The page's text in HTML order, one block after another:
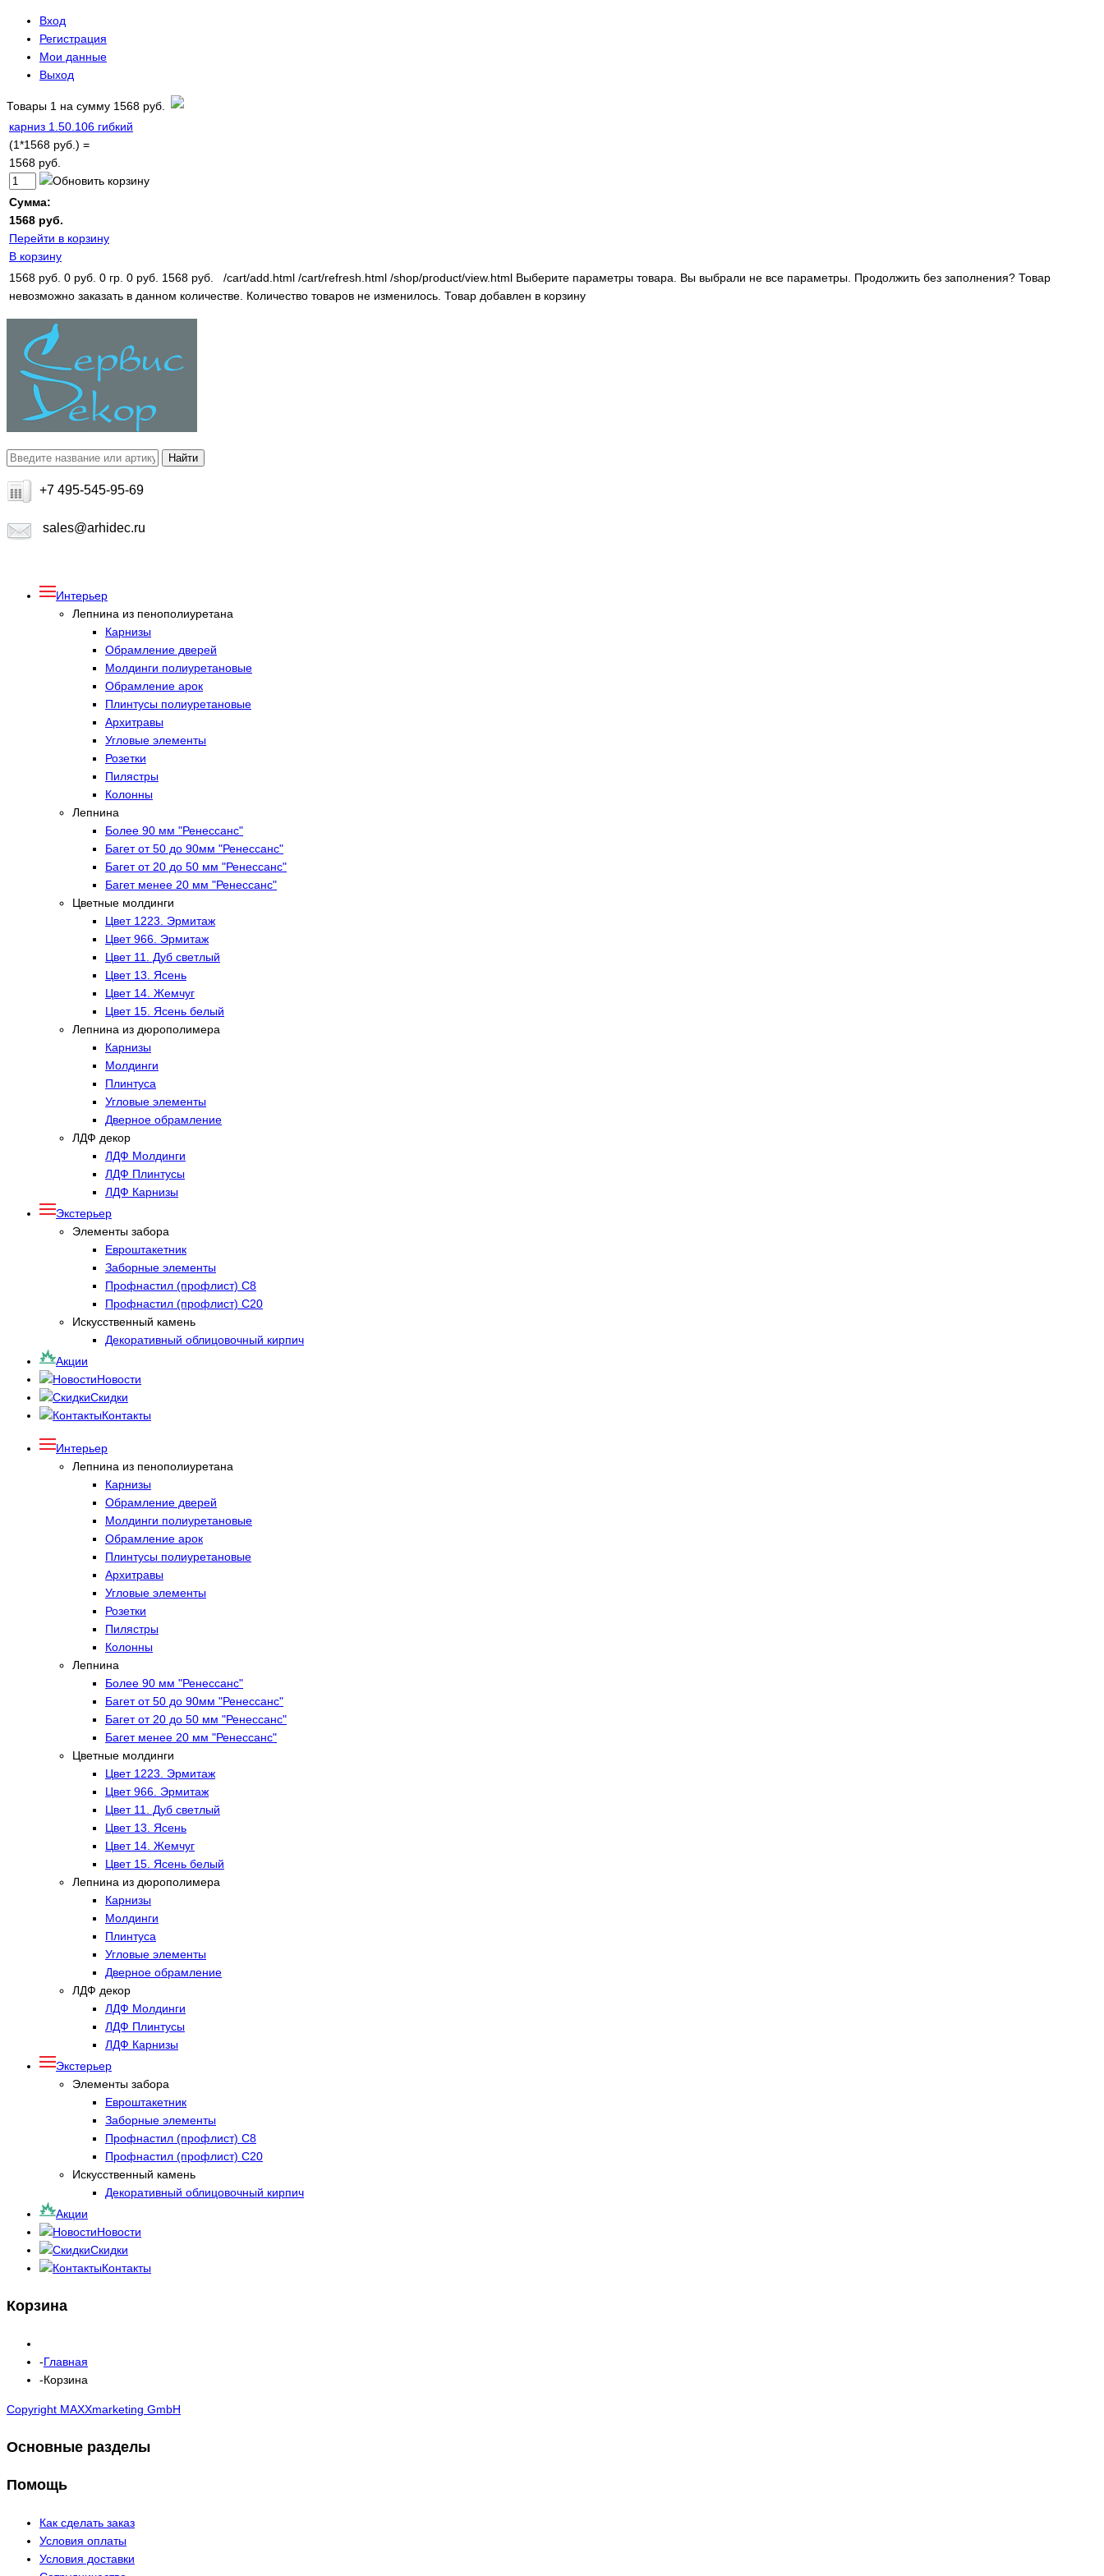
Вход
Регистрация
Мои данные
Выход
Товары 1 на сумму 1568 руб.
карниз 1.50.106 гибкий
(1*1568 руб.) =
1568 руб.
Сумма:
1568 руб.
Перейти в корзину
В корзину
1568 руб. 0 руб. 0 гр. 0 руб. 1568 руб. /cart/add.html /cart/refresh.html /shop/product/view.html Выберите параметры товара. Вы выбрали не все параметры. Продолжить без заполнения? Товар
невозможно заказать в данном количестве. Количество товаров не изменилось. Товар добавлен в корзину
+7 495-545-95-69
sales@arhidec.ru
Интерьер
Лепнина из пенополиуретана
Карнизы
Обрамление дверей
Молдинги полиуретановые
Обрамление арок
Плинтусы полиуретановые
Архитравы
Угловые элементы
Розетки
Пилястры
Колонны
Лепнина
Более 90 мм "Ренессанс"
Багет от 50 до 90мм "Ренессанс"
Багет от 20 до 50 мм "Ренессанс"
Багет менее 20 мм "Ренессанс"
Цветные молдинги
Цвет 1223. Эрмитаж
Цвет 966. Эрмитаж
Цвет 11. Дуб светлый
Цвет 13. Ясень
Цвет 14. Жемчуг
Цвет 15. Ясень белый
Лепнина из дюрополимера
Карнизы
Молдинги
Плинтуса
Угловые элементы
Дверное обрамление
ЛДФ декор
ЛДФ Молдинги
ЛДФ Плинтусы
ЛДФ Карнизы
Экстерьер
Элементы забора
Евроштакетник
Заборные элементы
Профнастил (профлист) С8
Профнастил (профлист) С20
Искусственный камень
Декоративный облицовочный кирпич
Акции
Новости
Скидки
Контакты
Интерьер
Лепнина из пенополиуретана
Карнизы
Обрамление дверей
Молдинги полиуретановые
Обрамление арок
Плинтусы полиуретановые
Архитравы
Угловые элементы
Розетки
Пилястры
Колонны
Лепнина
Более 90 мм "Ренессанс"
Багет от 50 до 90мм "Ренессанс"
Багет от 20 до 50 мм "Ренессанс"
Багет менее 20 мм "Ренессанс"
Цветные молдинги
Цвет 1223. Эрмитаж
Цвет 966. Эрмитаж
Цвет 11. Дуб светлый
Цвет 13. Ясень
Цвет 14. Жемчуг
Цвет 15. Ясень белый
Лепнина из дюрополимера
Карнизы
Молдинги
Плинтуса
Угловые элементы
Дверное обрамление
ЛДФ декор
ЛДФ Молдинги
ЛДФ Плинтусы
ЛДФ Карнизы
Экстерьер
Элементы забора
Евроштакетник
Заборные элементы
Профнастил (профлист) С8
Профнастил (профлист) С20
Искусственный камень
Декоративный облицовочный кирпич
Акции
Новости
Скидки
Контакты
Корзина
Главная
Корзина
Copyright MAXXmarketing GmbH
Основные разделы
Помощь
Как сделать заказ
Условия оплаты
Условия доставки